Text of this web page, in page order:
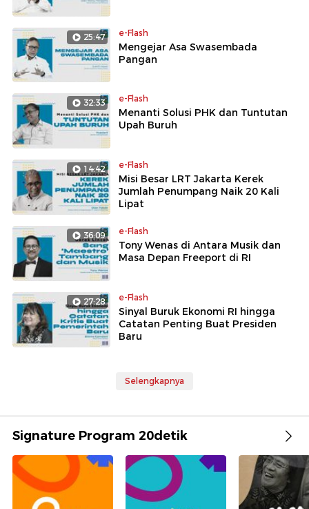
25:47 e-Flash
Mengejar Asa Swasembada
Pangan
32:33 e-Flash
Menanti Solusi PHK dan Tuntutan
Upah Buruh
14:42 e-Flash
Misi Besar LRT Jakarta Kerek
Jumlah Penumpang Naik 20 Kali
Lipat
36:09 e-Flash
Tony Wenas di Antara Musik dan
Masa Depan Freeport di RI
27:28 e-Flash
Sinyal Buruk Ekonomi RI hingga
Catatan Penting Buat Presiden
Baru
Selengkapnya
Signature Program 20detik